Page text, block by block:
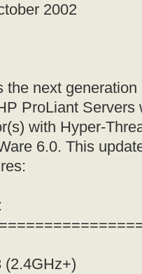
2002
the next
ProLiant Servers
with Hyper-
6.0. This
(2.4GHz+)